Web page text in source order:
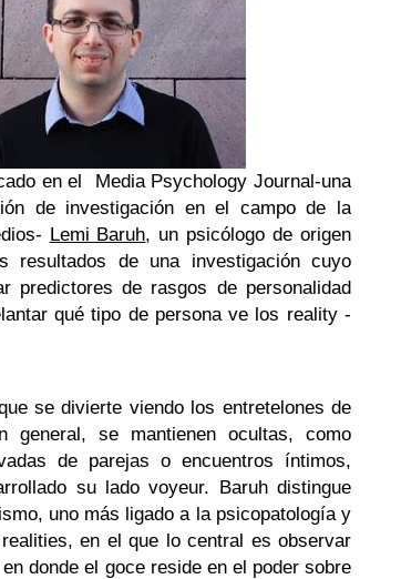
en el Media Psychology Journal-una
de investigación en el campo de la
Lemi Baruh, un psicólogo de origen
resultados de una investigación cuyo
predictores de rasgos de personalidad
qué tipo de persona ve los reality -
se divierte viendo los entretelones de
general, se mantienen ocultas, como
de parejas o encuentros íntimos,
su lado voyeur. Baruh distingue
uno más ligado a la psicopatología y
en el que lo central es observar
donde el goce reside en el poder sobre